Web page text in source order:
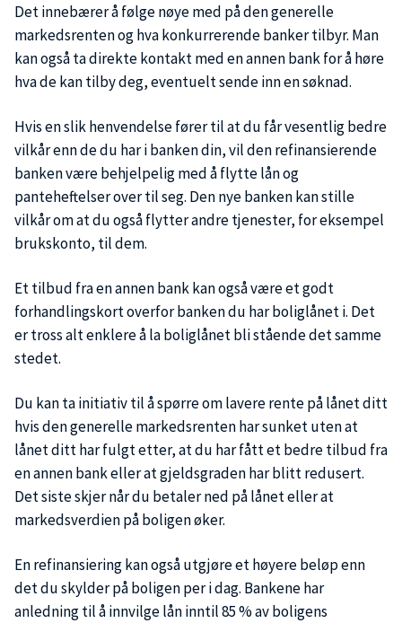
Det innebærer å følge nøye med på den generelle
markedsrenten og hva konkurrerende banker tilbyr. Man
kan også ta direkte kontakt med en annen bank for å høre
hva de kan tilby deg, eventuelt sende inn en søknad.
Hvis en slik henvendelse fører til at du får vesentlig bedre
vilkår enn de du har i banken din, vil den refinansierende
banken være behjelpelig med å flytte lån og
panteheftelser over til seg. Den nye banken kan stille
vilkår om at du også flytter andre tjenester, for eksempel
brukskonto, til dem.
Et tilbud fra en annen bank kan også være et godt
forhandlingskort overfor banken du har boliglånet i. Det
er tross alt enklere å la boliglånet bli stående det samme
stedet.
Du kan ta initiativ til å spørre om lavere rente på lånet ditt
hvis den generelle markedsrenten har sunket uten at
lånet ditt har fulgt etter, at du har fått et bedre tilbud fra
en annen bank eller at gjeldsgraden har blitt redusert.
Det siste skjer når du betaler ned på lånet eller at
markedsverdien på boligen øker.
En refinansiering kan også utgjøre et høyere beløp enn
det du skylder på boligen per i dag. Bankene har
anledning til å innvilge lån inntil 85 % av boligens